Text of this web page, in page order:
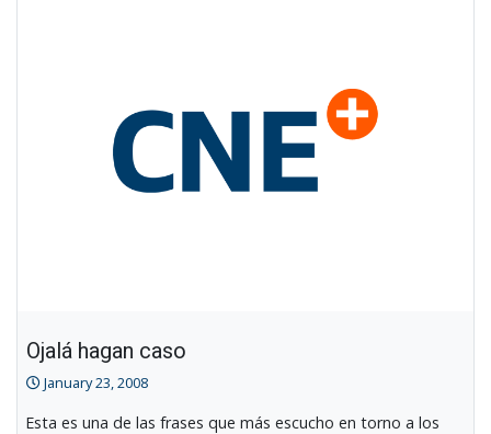
Ojalá hagan caso
January 23, 2008
Esta es una de las frases que más escucho en torno a los